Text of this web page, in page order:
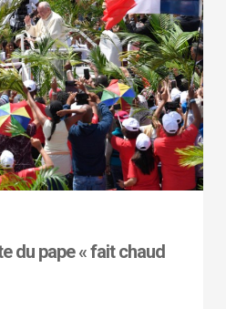
du pape « fait chaud